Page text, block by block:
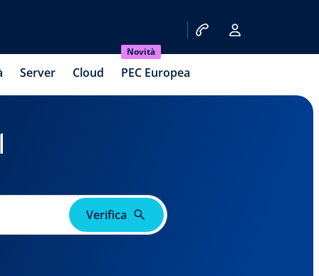
Server Cloud
Novità
PEC Europea
Verifica